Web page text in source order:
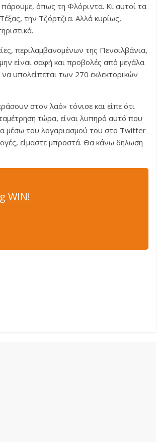
πάρουμε, όπως τη Φλόριντα. Κι αυτοί τα
την Τζόρτζια. Αλλά κυρίως,
περιλαμβανομένων της Πενσιλβάνια,
είναι σαφή και προβολές από μεγάλα
υπολείπεται των 270 εκλεκτορικών
στον λαό» τόνισε και είπε ότι
τώρα, είναι λυπηρό αυτό που
μέσω του λογαριασμού του στο Twitter
είμαστε μπροστά. Θα κάνω δήλωση
WIN!